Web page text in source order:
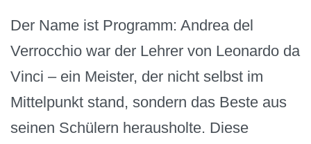
Der Name ist Programm: Andrea del
Verrocchio war der Lehrer von Leonardo da
Vinci – ein Meister, der nicht selbst im
Mittelpunkt stand, sondern das Beste aus
seinen Schülern herausholte. Diese